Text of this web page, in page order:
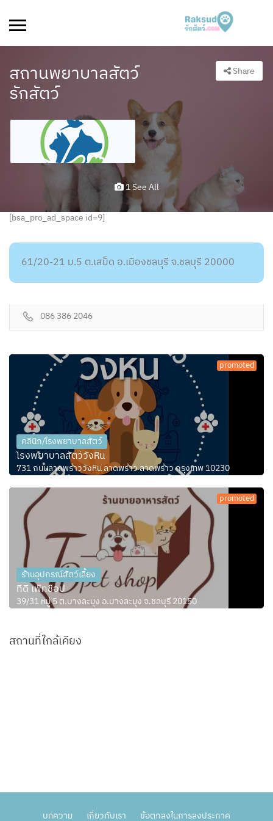
สถานพยาบาลสัตว์
รักสัตว์
Share
1 See All
[bsa_pro_ad_space id=9]
61/20-21 ม.5 ต.เสม็ด อ.เมืองชลบุรี จ.ชลบุรี 20000
086 386 2046
promoted
คลินิก/โรงพยาบาลสัตว์
โรงพยาบาลสัตว์วังหิน
731 ถนนลาดพร้าววังหิน ลาดพร้าว ลาดพร้าว กรุงเทพ 10230
promoted
ร้านอุปกรณ์สัตว์เลี้ยง
ทีดี เพ็ทช็อป
39/31 หมู่ 5 ต.บางละมุง อ.บางละมุง จ.ชลบุรี 20150
สถานที่ใกล้เคียง
บทความ เกี่ยวกับเรา ข้อตกลงในการลงประกาศ